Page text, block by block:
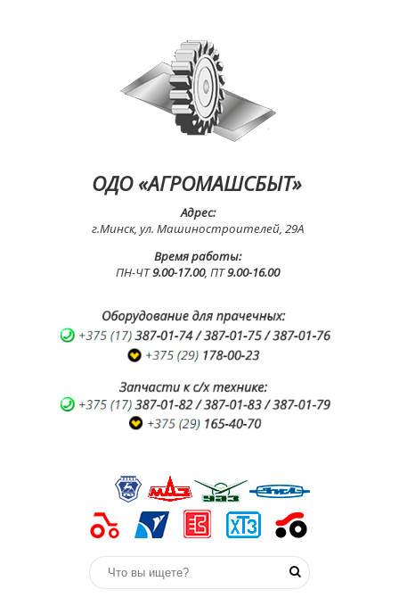
ОДО «АГРОМАШСБЫТ»
Адрес:
г.Минск, ул. Машиностроителей, 29А
Время работы:
ПН-ЧТ9.00-17.00, ПТ9.00-16.00